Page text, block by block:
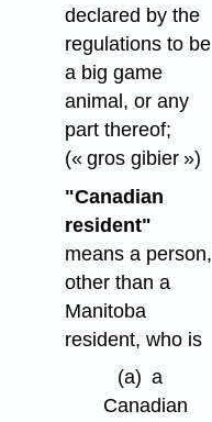
declared by the
regulations to be
a big game
animal, or any
part thereof;
(« gros gibier »)
"Canadian
resident"
means a person,
other than a
Manitoba
resident, who is
(a) a
Canadian